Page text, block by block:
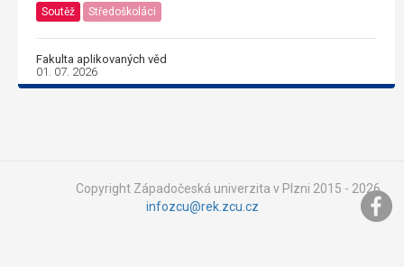
Soutěž Středoškoláci
Fakulta aplikovaných věd
01. 07. 2026
Copyright Západočeská univerzita v Plzni 2015 - 2026,
infozcu@rek.zcu.cz